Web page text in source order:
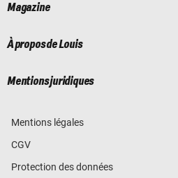
Magazine
À propos de Louis
Mentions juridiques
Mentions légales
CGV
Protection des données